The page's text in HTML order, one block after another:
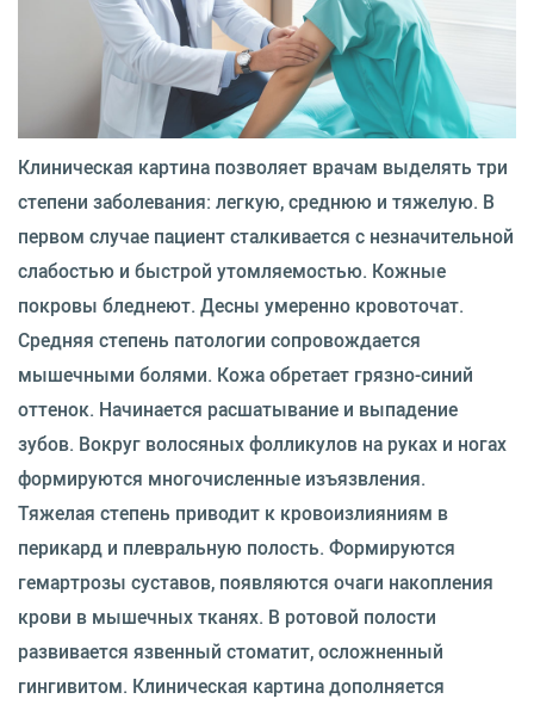
Клиническая картина позволяет врачам выделять три
степени заболевания: легкую, среднюю и тяжелую. В
первом случае пациент сталкивается с незначительной
слабостью и быстрой утомляемостью. Кожные
покровы бледнеют. Десны умеренно кровоточат.
Средняя степень патологии сопровождается
мышечными болями. Кожа обретает грязно-синий
оттенок. Начинается расшатывание и выпадение
зубов. Вокруг волосяных фолликулов на руках и ногах
формируются многочисленные изъязвления.
Тяжелая степень приводит к кровоизлияниям в
перикард и плевральную полость. Формируются
гемартрозы суставов, появляются очаги накопления
крови в мышечных тканях. В ротовой полости
развивается язвенный стоматит, осложненный
гингивитом. Клиническая картина дополняется